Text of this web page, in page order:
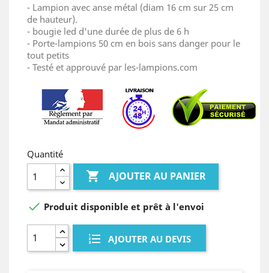
- Lampion avec anse métal (diam 16 cm sur 25 cm
de hauteur).
- bougie led d'une durée de plus de 6 h
- Porte-lampions 50 cm en bois sans danger pour le
tout petits
- Testé et approuvé par les-lampions.com
Quantité
 AJOUTER AU PANIER
 Produit disponible et prêt à l'envoi
AJOUTER AU DEVIS